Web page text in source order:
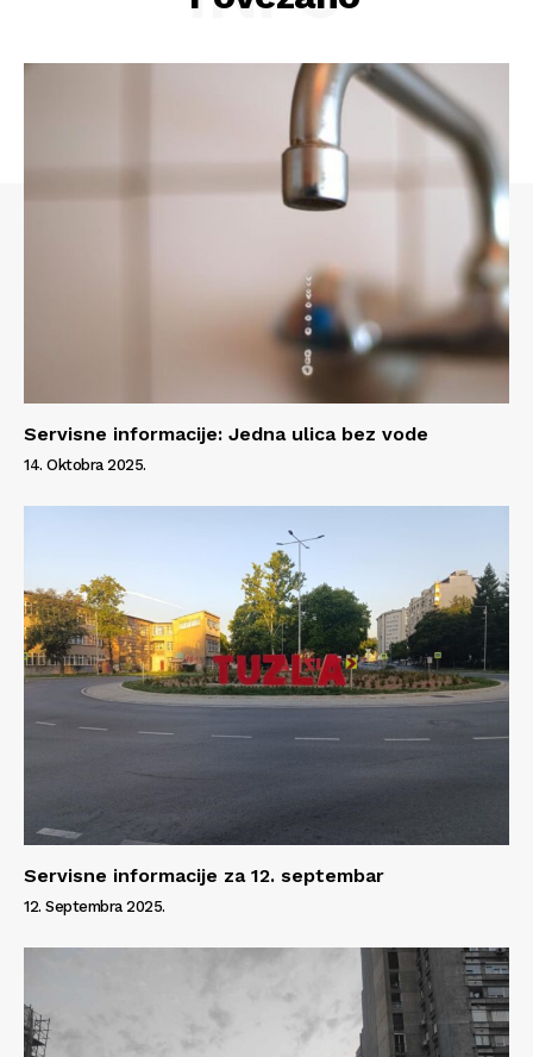
Info
O nama
Kontakt
Servisne informacije: Jedna ulica bez vode
14. Oktobra 2025.
Servisne informacije za 12. septembar
12. Septembra 2025.